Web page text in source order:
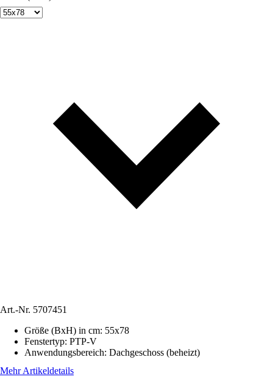
Art.-Nr. 5707451
Größe (BxH) in cm: 55x78
Fenstertyp: PTP-V
Anwendungsbereich: Dachgeschoss (beheizt)
Mehr Artikeldetails